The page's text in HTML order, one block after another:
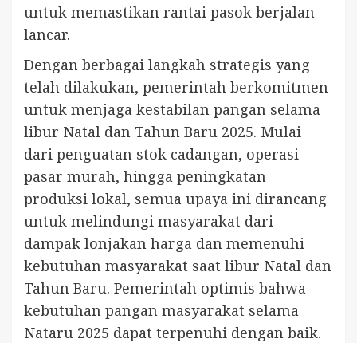
untuk memastikan rantai pasok berjalan
lancar.
Dengan berbagai langkah strategis yang
telah dilakukan, pemerintah berkomitmen
untuk menjaga kestabilan pangan selama
libur Natal dan Tahun Baru 2025. Mulai
dari penguatan stok cadangan, operasi
pasar murah, hingga peningkatan
produksi lokal, semua upaya ini dirancang
untuk melindungi masyarakat dari
dampak lonjakan harga dan memenuhi
kebutuhan masyarakat saat libur Natal dan
Tahun Baru. Pemerintah optimis bahwa
kebutuhan pangan masyarakat selama
Nataru 2025 dapat terpenuhi dengan baik.